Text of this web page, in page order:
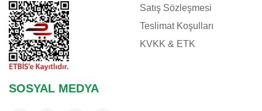
Satış Sözleşmesi
Teslimat Koşulları
KVKK & ETK
SOSYAL MEDYA